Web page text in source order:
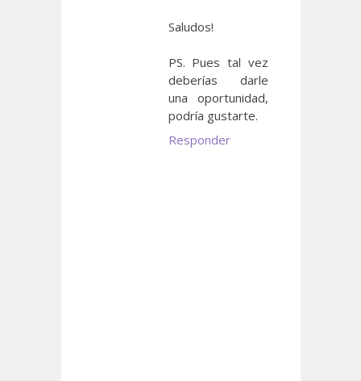
Saludos!
PS. Pues tal vez
deberías darle
una oportunidad,
podría gustarte.
Responder